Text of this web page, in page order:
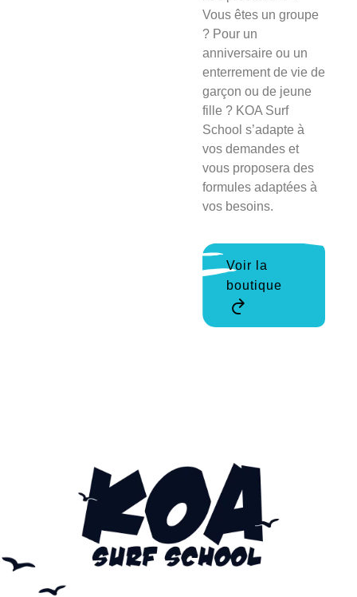
Vous êtes un groupe
? Pour un
anniversaire ou un
enterrement de vie de
garçon ou de jeune
fille ? KOA Surf
School s’adapte à
vos demandes et
vous proposera des
formules adaptées à
vos besoins.
Voir la
boutique